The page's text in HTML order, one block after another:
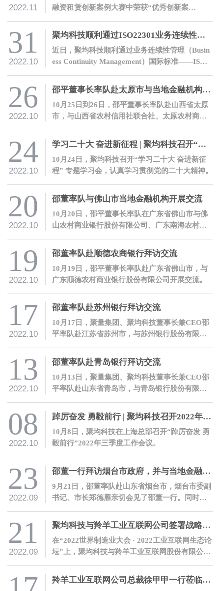
2022.11
融资租赁创新案例大赛中荣获“优秀创新案
31
2022.10
聚均科技顺利通过ISO22301业务连续性管理体系认证
近日，聚均科技顺利通过业务连续性管理（Busin
ess Continuity Management）国际标准——ISO2
26
2022.10
邵平董事长率队赴太原市与当地金融机构开展交流
10月25日到26日，邵平董事长率队赴山西省太原
市，与山西省农村信用社联合社、太原农村商业
商银行股份有限公司等金融机构开展交流。
24
2022.10
学习二十大 奋进新征程 | 聚均科技召开“党的二十大会议精神”专题学习会
10月24日，聚均科技召开“学习二十大 奋进新征
程” 专题学习会，认真学习贯彻党的二十大精神。
20
2022.10
邵董率队与佛山市当地金融机构开展交流
10月20日，邵平董事长率队在广东省佛山市与佛
山农村商业银行股份有限公司、广东南海农村商
19
2022.10
邵董率队赴顺德农商银行拜访交流
10月19日，邵平董事长率队赴广东省佛山市，与
广东顺德农村商业银行股份有限公司开展交流。
17
2022.10
邵董率队赴苏州银行拜访交流
10月17日，聚量集团、聚均科技董事长兼CEO邵
平率队赴江苏省苏州市，与苏州银行股份有限公
13
2022.10
邵董率队赴青岛银行拜访交流
10月13日，聚量集团、聚均科技董事长兼CEO邵
平率队赴山东省青岛市，与青岛银行股份有限公
08
2022.10
踔厉奋发 勇毅前行 | 聚均科技召开2022年三季度工作会议
10月8日，聚均科技在上海总部召开“踔厉奋发 勇
毅前行”2022年三季度工作会议。
23
2022.09
邵董一行拜访烟台市政府，并与当地金融机构开展交流
9月21日，邵董率队赴山东省烟台市，烟台市委副
书记、市长郑德雁亲切会见了邵董一行。同时，
了深入交流。
21
2022.09
聚均科技与羚羊工业互联网公司签署战略合作协议
在“2022世界制造业大会 · 2022工业互联网生态论
坛”上，聚均科技与羚羊工业互联网股份有限公司
互联网发展，赋能实体经济。
羚羊工业互联网公司总裁徐甲甲一行莅临聚均科技考察交流